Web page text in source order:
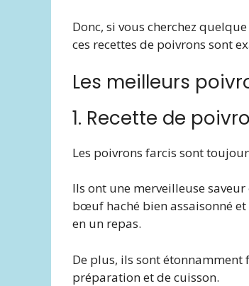
Donc, si vous cherchez
ces recettes de poivrons sont
Les meilleurs
1. Recette de
Les poivrons farcis sont
Ils ont une merveilleuse
bœuf haché bien assaisonné
en un repas.
De plus, ils sont étonnamment
préparation et de cuisson.